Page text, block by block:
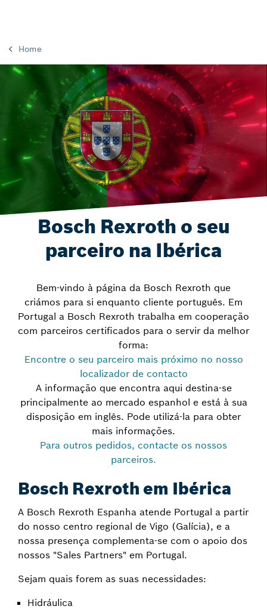
Home
Bosch Rexroth o seu
parceiro na Ibérica
Bem-vindo à página da Bosch Rexroth que
criámos para si enquanto cliente português. Em
Portugal a Bosch Rexroth trabalha em cooperação
com parceiros certificados para o servir da melhor
forma:
Encontre o seu parceiro mais próximo no nosso
localizador de contacto
A informação que encontra aqui destina-se
principalmente ao mercado espanhol e está à sua
disposição em inglês. Pode utilizá-la para obter
mais informações.
Para outros pedidos, contacte os nossos
parceiros.
Bosch Rexroth em Ibérica
A Bosch Rexroth Espanha atende Portugal a partir
do nosso centro regional de Vigo (Galícia), e a
nossa presença complementa-se com o apoio dos
nossos "Sales Partners" em Portugal.
Sejam quais forem as suas necessidades:
Hidráulica